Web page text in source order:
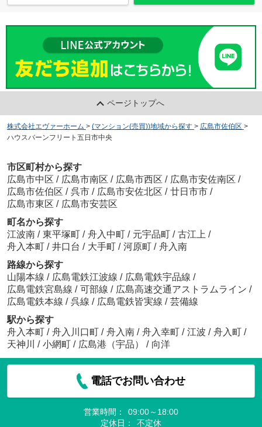
ページトップへ
株式会社エヴァーホーム > (マンション(売買))地域から探す > 広島市佐伯区 >
ハウスバーンフリート五日市中央
市区町村から探す
広島市中区 / 広島市南区 / 広島市西区 / 広島市安佐南区 /
広島市佐伯区 / 呉市 / 広島市安佐北区 / 廿日市市 /
広島市東区 / 広島市安芸区
町名から探す
江波南 / 東平塚町 / 舟入中町 / 元宇品町 / 古江上 /
舟入本町 / 井口台 / 大手町 / 河原町 / 舟入南
路線から探す
山陽本線 / 広島電鉄江波線 / 広島電鉄宇品線 /
広島電鉄宮島線 / 可部線 / 広島高速交通アストラムライン /
広島電鉄本線 / 呉線 / 広島電鉄皆実線 / 芸備線
駅から探す
舟入本町 / 舟入川口町 / 舟入南 / 舟入幸町 / 江波 / 舟入町 /
天神川
/ 小網町 / 広島港（宇品） / 向洋
電話でお問い合わせ
営業時間：
09:00～18:00
定休日：
不定休